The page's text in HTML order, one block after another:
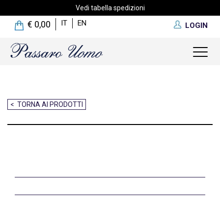
Vedi tabella spedizioni
€ 0,00 IT EN LOGIN
< TORNA AI PRODOTTI